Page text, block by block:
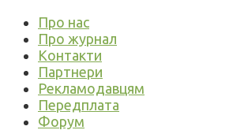
Про нас
Про журнал
Контакти
Партнери
Рекламодавцям
Передплата
Форум